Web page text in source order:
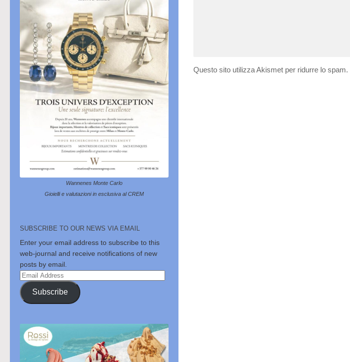
Questo sito utilizza Akismet per ridurre lo spam.
Wannenes Monte Carlo
Gioielli e valutazioni in esclusiva al CREM
SUBSCRIBE TO OUR NEWS VIA EMAIL
Enter your email address to subscribe to this
web-journal and receive notifications of new
posts by email.
Email
Address
Subscribe